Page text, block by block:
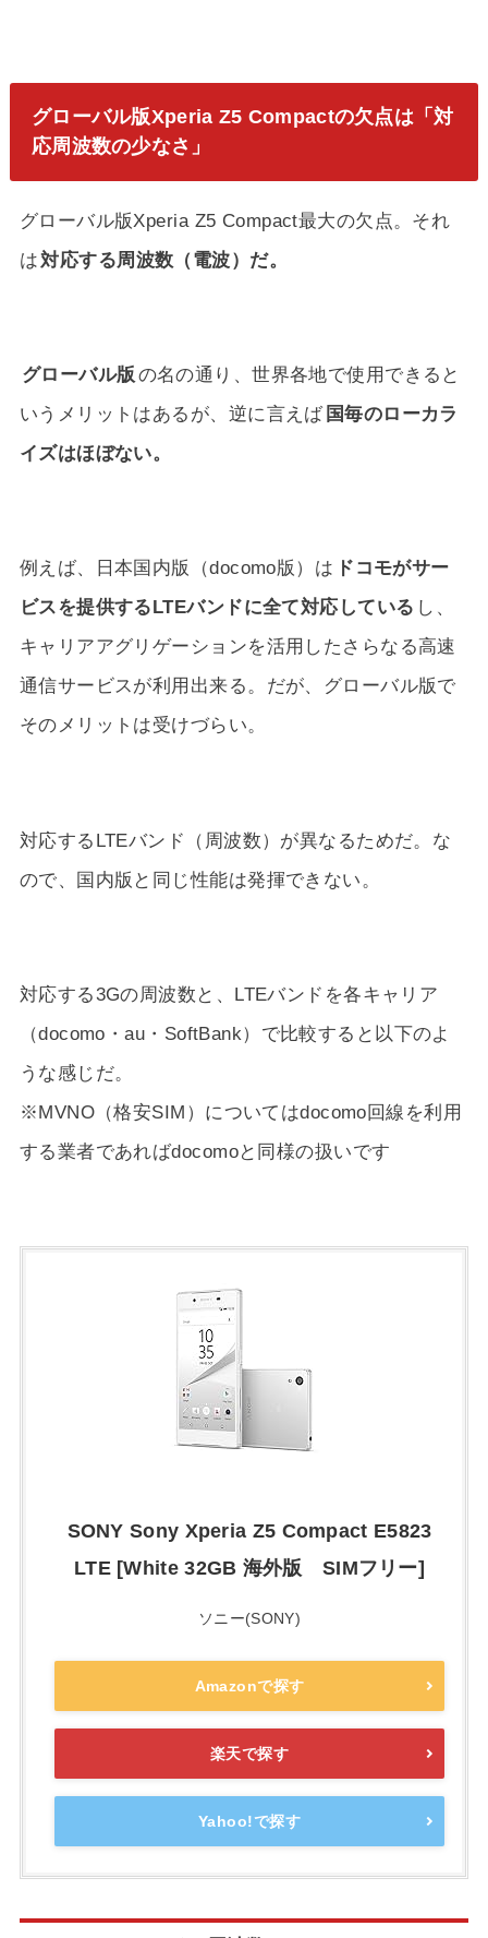
グローバル版Xperia Z5 Compactの欠点は「対
応周波数の少なさ」
グローバル版Xperia Z5 Compact最大の欠点。それ
は対応する周波数（電波）だ。
グローバル版 の名の通り、世界各地で使用できると
いうメリットはあるが、逆に言えば 国毎のローカラ
イズはほぼない。
例えば、日本国内版（docomo版）は ドコモがサー
ビスを提供するLTEバンドに全て対応している し、
キャリアアグリゲーションを活用したさらなる高速
通信サービスが利用出来る。だが、グローバル版で
そのメリットは受けづらい。
対応するLTEバンド（周波数）が異なるためだ。な
ので、国内版と同じ性能は発揮できない。
対応する3Gの周波数と、LTEバンドを各キャリア
（docomo・au・SoftBank）で比較すると以下のよ
うな感じだ。
※MVNO（格安SIM）についてはdocomo回線を利用
する業者であればdocomoと同様の扱いです
SONY Sony Xperia Z5 Compact E5823
LTE [White 32GB 海外版 SIMフリー]
ソニー(SONY)
Amazonで探す
楽天で探す
Yahoo!で探す